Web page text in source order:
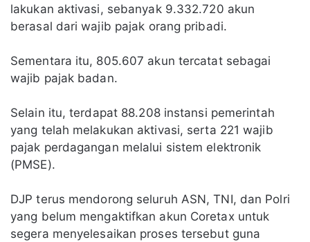
lakukan aktivasi, sebanyak 9.332.720 akun
berasal dari wajib pajak orang pribadi.
Sementara itu, 805.607 akun tercatat sebagai
wajib pajak badan.
Selain itu, terdapat 88.208 instansi pemerintah
yang telah melakukan aktivasi, serta 221 wajib
pajak perdagangan melalui sistem elektronik
(PMSE).
DJP terus mendorong seluruh ASN, TNI, dan Polri
yang belum mengaktifkan akun Coretax untuk
segera menyelesaikan proses tersebut guna